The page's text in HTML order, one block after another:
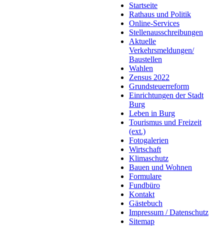
Startseite
Rathaus und Politik
Online-Services
Stellenausschreibungen
Aktuelle
Verkehrsmeldungen/
Baustellen
Wahlen
Zensus 2022
Grundsteuerreform
Einrichtungen der Stadt
Burg
Leben in Burg
Tourismus und Freizeit
(ext.)
Fotogalerien
Wirtschaft
Klimaschutz
Bauen und Wohnen
Formulare
Fundbüro
Kontakt
Gästebuch
Impressum / Datenschutz
Sitemap